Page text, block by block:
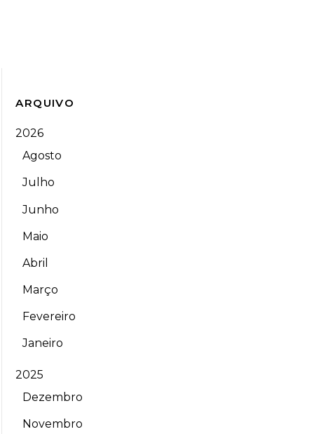
ARQUIVO
2026
Agosto
Julho
Junho
Maio
Abril
Março
Fevereiro
Janeiro
2025
Dezembro
Novembro